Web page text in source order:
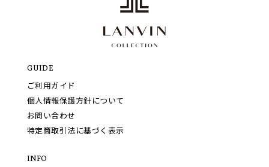
GUIDE
ご利用ガイド
個人情報保護方針について
お問い合わせ
特定商取引法に基づく表示
INFO